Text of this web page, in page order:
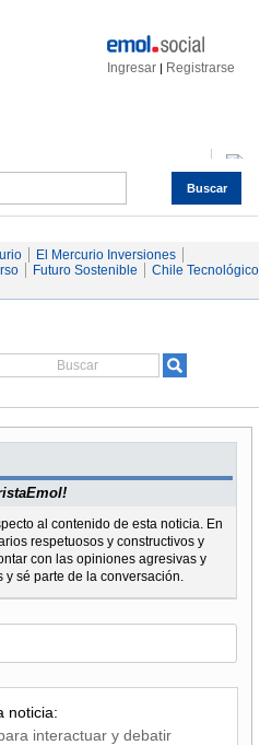
Ingresar | Registrarse
Buscar
Servicios
El Mercurio Inversiones
Futuro Sostenible
Chile Tecnológico
al contenido de esta noticia. En
respetuosos y constructivos y
con las opiniones agresivas y
sé parte de la conversación.
noticia:
interactuar y debatir